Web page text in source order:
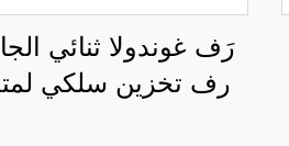
رَف غوندولا ثنائي
رف تخزين سلكي